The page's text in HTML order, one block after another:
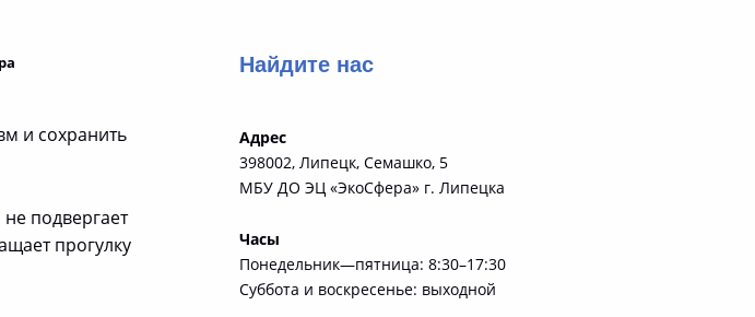
и сохранить
подвергает
прогулку
Найдите нас
Адрес
398002, Липецк, Семашко, 5
МБУ ДО ЭЦ «ЭкоСфера» г. Липецка
Часы
Понедельник—пятница: 8:30–17:30
Суббота и воскресенье: выходной